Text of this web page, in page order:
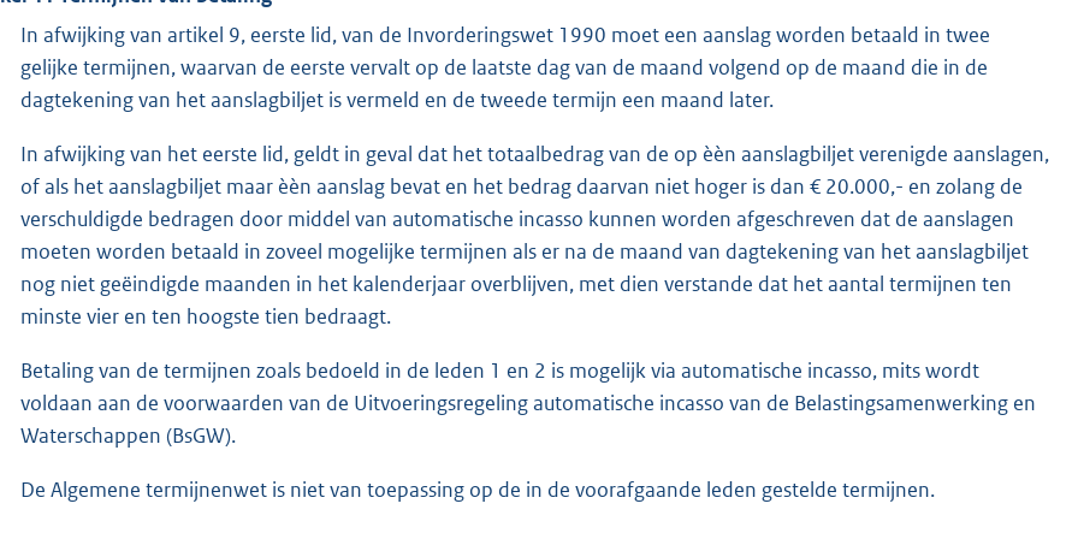
In afwijking van artikel 9, eerste lid, van de Invorderingswet 1990 moet een aanslag worden betaald in twee
gelijke termijnen, waarvan de eerste vervalt op de laatste dag van de maand volgend op de maand die in de
dagtekening van het aanslagbiljet is vermeld en de tweede termijn een maand later.
In afwijking van het eerste lid, geldt in geval dat het totaalbedrag van de op èèn aanslagbiljet verenigde aanslagen,
of als het aanslagbiljet maar èèn aanslag bevat en het bedrag daarvan niet hoger is dan € 20.000,- en zolang de
verschuldigde bedragen door middel van automatische incasso kunnen worden afgeschreven dat de aanslagen
moeten worden betaald in zoveel mogelijke termijnen als er na de maand van dagtekening van het aanslagbiljet
nog niet geëindigde maanden in het kalenderjaar overblijven, met dien verstande dat het aantal termijnen ten
minste vier en ten hoogste tien bedraagt.
Betaling van de termijnen zoals bedoeld in de leden 1 en 2 is mogelijk via automatische incasso, mits wordt
voldaan aan de voorwaarden van de Uitvoeringsregeling automatische incasso van de Belastingsamenwerking en
Waterschappen (BsGW).
De Algemene termijnenwet is niet van toepassing op de in de voorafgaande leden gestelde termijnen.